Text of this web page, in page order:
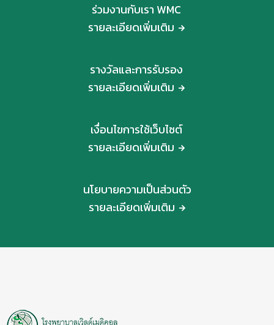
ร่วมงานกับเรา WMC
รายละเอียดเพิ่มเติม
รางวัลและการรับรอง
รายละเอียดเพิ่มเติม
เงื่อนไขการใช้เว็บไซต์
รายละเอียดเพิ่มเติม
นโยบายความเป็นส่วนตัว
รายละเอียดเพิ่มเติม